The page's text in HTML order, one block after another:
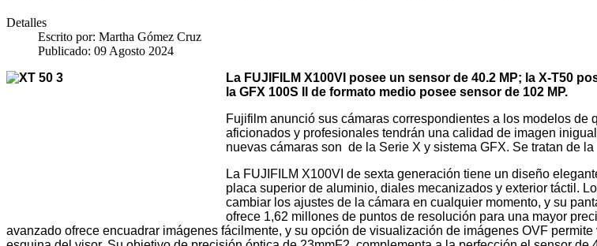
Detalles
Escrito por: Martha Gómez Cruz
Publicado: 09 Agosto 2024
La FUJIFILM X100VI posee un sensor de 40.2 MP; la X-T50
la GFX 100S II de formato medio posee sensor de 102 MP.
Fujifilm anunció sus cámaras correspondientes a los modelos de
aficionados y profesionales tendrán una calidad de imagen
nuevas cámaras son de la Serie X y sistema GFX. Se tratan de
La FUJIFILM X100VI de sexta generación tiene un diseño
placa superior de aluminio, diales mecanizados y exterior táctil.
cambiar los ajustes de la cámara en cualquier momento, y su
ofrece 1,62 millones de puntos de resolución para una mayor
avanzado ofrece encuadrar imágenes fácilmente, y su opción de visualización de imágenes OVF